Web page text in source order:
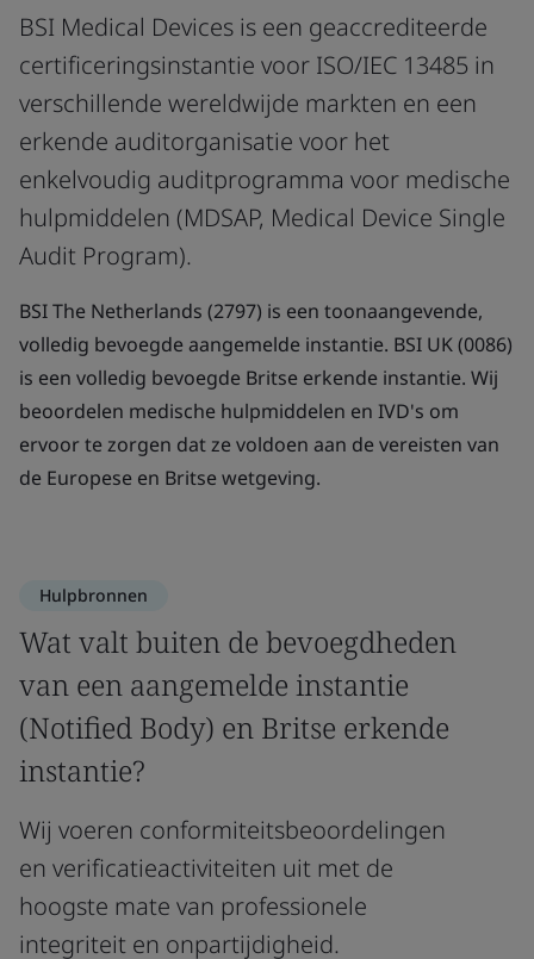
BSI Medical Devices is een geaccrediteerde
certificeringsinstantie voor ISO/IEC 13485 in
verschillende wereldwijde markten en een
erkende auditorganisatie voor het
enkelvoudig auditprogramma voor medische
hulpmiddelen (MDSAP, Medical Device Single
Audit Program).
BSI The Netherlands (2797) is een toonaangevende,
volledig bevoegde aangemelde instantie. BSI UK (0086)
is een volledig bevoegde Britse erkende instantie. Wij
beoordelen medische hulpmiddelen en IVD's om
ervoor te zorgen dat ze voldoen aan de vereisten van
de Europese en Britse wetgeving.
Hulpbronnen
Wat valt buiten de bevoegdheden
van een aangemelde instantie
(Notified Body) en Britse erkende
instantie?
Wij voeren conformiteitsbeoordelingen
en verificatieactiviteiten uit met de
hoogste mate van professionele
integriteit en onpartijdigheid.